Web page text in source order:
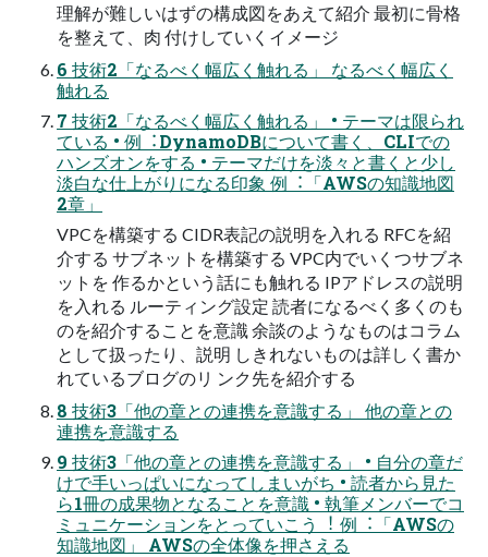
理解が難しいはずの構成図をあえて紹介 最初に⾻格
を整えて、⾁ 付けしていくイメージ
6 技術2「なるべく幅広く触れる」 なるべく幅広く
触れる
7 技術2「なるべく幅広く触れる」 • テーマは限られ
ている • 例︓DynamoDBについて書く、CLIでの
ハンズオンをする • テーマだけを淡々と書くと少し
淡⽩な仕上がりになる印象 例︓「AWSの知識地図
2章」
VPCを構築する CIDR表記の説明を⼊れる RFCを紹
介する サブネットを構築する VPC内でいくつサブネ
ットを 作るかという話にも触れる IPアドレスの説明
を⼊れる ルーティング設定 読者になるべく多くのも
のを紹介することを意識 余談のようなものはコラム
として扱ったり、説明 しきれないものは詳しく書か
れているブログのリ ンク先を紹介する
8 技術3「他の章との連携を意識する」 他の章との
連携を意識する
9 技術3「他の章との連携を意識する」 • ⾃分の章だ
けで⼿いっぱいになってしまいがち • 読者から⾒た
ら1冊の成果物となることを意識 • 執筆メンバーでコ
ミュニケーションをとっていこう︕ 例︓「AWSの
知識地図」 AWSの全体像を押さえる